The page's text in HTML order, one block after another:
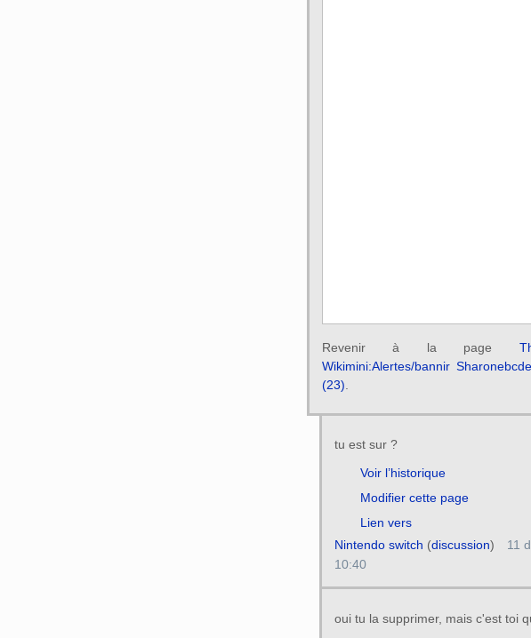
Revenir à la page
Wikimini:Alertes/bannir
(23)
tu est sur ?
Voir l’historique
Modifier cette page
Lien vers
Nintendo switch (discussion)
11
10:40
oui tu la supprimer, mais c'est toi